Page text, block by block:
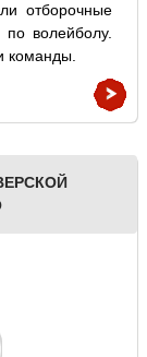
отборочные
по волейболу.
команды.